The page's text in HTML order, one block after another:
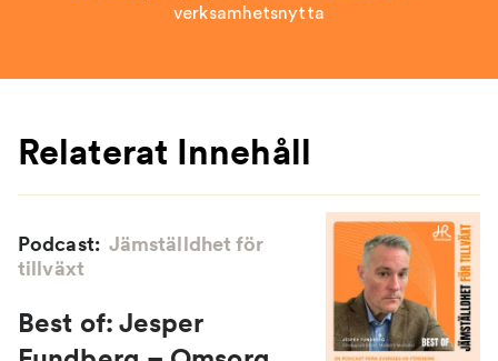
verksamhetsnytta
Relaterat Innehåll
Podcast: Jämställdhet för
tillväxt
Best of: Jesper